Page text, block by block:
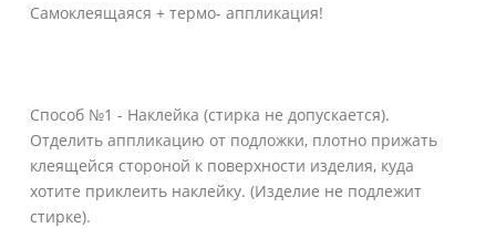
Самоклеящаяся + термо- аппликация!
Способ №1 - Наклейка (стирка не допускается).
Отделить аппликацию от подложки, плотно прижать
клеящейся стороной к поверхности изделия, куда
хотите приклеить наклейку. (Изделие не подлежит
стирке).